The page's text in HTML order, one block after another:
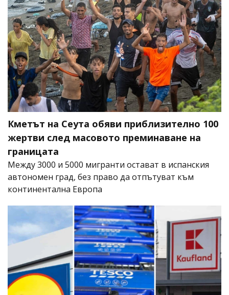
Кметът на Сеута обяви приблизително 100
жертви след масовото преминаване на
границата
Между 3000 и 5000 мигранти остават в испанския
автономен град, без право да отпътуват към
континентална Европа